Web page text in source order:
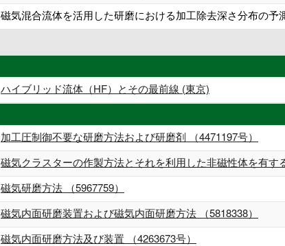
磁気混合流体を活用した研磨における加工除去深さ分布の
ハイブリッド流体（HF）とその最前線 (東京)
加工圧制御不要な研磨方法および研磨剤 （4471197号）
磁気クラスターの作製方法とそれを利用した非磁性体を有す
磁気研磨方法 （5967759）
磁気内面研磨装置および磁気内面研磨方法 （5818338）
磁気内面研磨方法及び装置 （4263673号）